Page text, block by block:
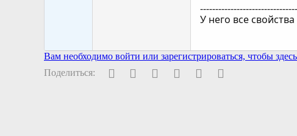
У него все
Вам необходимо войти или зарегистрироваться, чтобы здесь
Поделиться:
Facebook
Twitter PinterestWhatsAppЭлектронная почта